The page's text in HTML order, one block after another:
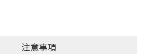
注意事項